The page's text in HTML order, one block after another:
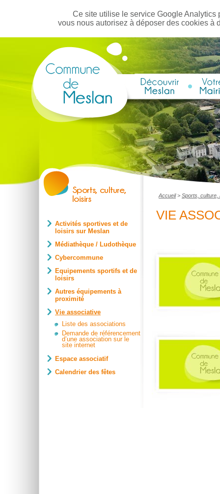
Ce site utilise le service Google
vous nous autorisez à déposer des cookies
Activités sportives et de
loisirs sur Meslan
Médiathèque / Ludothèque
Cybercommune
Equipements sportifs et de
loisirs
Autres équipements à
proximité
Vie associative
Liste des associations
Demande de référencement
d’une association sur le
site internet
Espace associatif
Calendrier des fêtes
Accueil> Sports, culture,
VIE